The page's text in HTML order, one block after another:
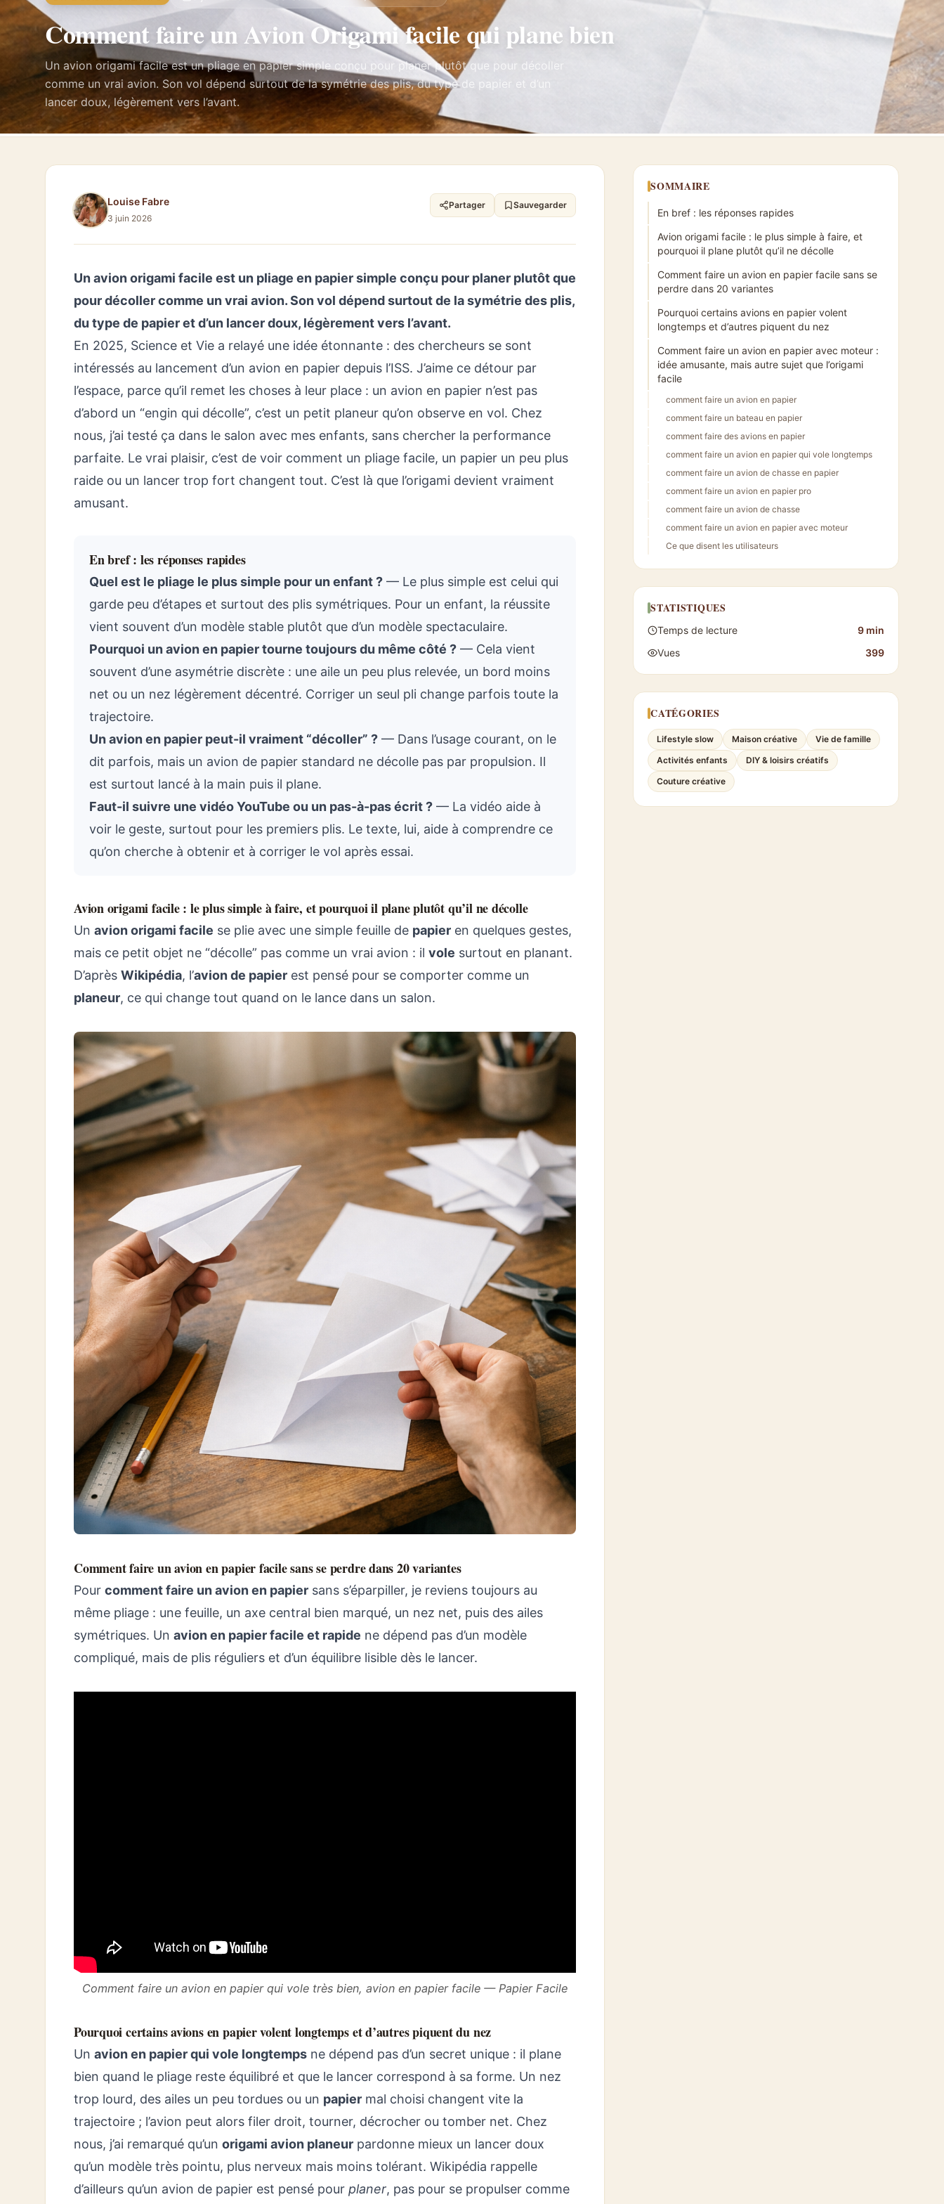
Comment faire un Avion Origami facile qui plane bien
Un avion origami facile est un pliage en papier simple conçu pour planer plutôt que pour décoller
comme un vrai avion. Son vol dépend surtout de la symétrie des plis, du type de papier et d’un
lancer doux, légèrement vers l’avant.
Louise Fabre
3 juin 2026
Partager Sauvegarder
Un avion origami facile est un pliage en papier simple conçu pour planer plutôt que
pour décoller comme un vrai avion. Son vol dépend surtout de la symétrie des plis,
du type de papier et d’un lancer doux, légèrement vers l’avant.
En 2025, Science et Vie a relayé une idée étonnante : des chercheurs se sont
intéressés au lancement d’un avion en papier depuis l’ISS. J’aime ce détour par
l’espace, parce qu’il remet les choses à leur place : un avion en papier n’est pas
d’abord un “engin qui décolle”, c’est un petit planeur qu’on observe en vol. Chez
nous, j’ai testé ça dans le salon avec mes enfants, sans chercher la performance
parfaite. Le vrai plaisir, c’est de voir comment un pliage facile, un papier un peu plus
raide ou un lancer trop fort changent tout. C’est là que l’origami devient vraiment
amusant.
En bref : les réponses rapides
Quel est le pliage le plus simple pour un enfant ? — Le plus simple est celui qui
garde peu d’étapes et surtout des plis symétriques. Pour un enfant, la réussite
vient souvent d’un modèle stable plutôt que d’un modèle spectaculaire.
Pourquoi un avion en papier tourne toujours du même côté ? — Cela vient
souvent d’une asymétrie discrète : une aile un peu plus relevée, un bord moins
net ou un nez légèrement décentré. Corriger un seul pli change parfois toute la
trajectoire.
Un avion en papier peut-il vraiment “décoller” ? — Dans l’usage courant, on le
dit parfois, mais un avion de papier standard ne décolle pas par propulsion. Il
est surtout lancé à la main puis il plane.
Faut-il suivre une vidéo YouTube ou un pas-à-pas écrit ? — La vidéo aide à
voir le geste, surtout pour les premiers plis. Le texte, lui, aide à comprendre ce
qu’on cherche à obtenir et à corriger le vol après essai.
Avion origami facile : le plus simple à faire, et pourquoi il plane plutôt qu’il ne décolle
Un avion origami facile se plie avec une simple feuille de papier en quelques gestes,
mais ce petit objet ne “décolle” pas comme un vrai avion : il vole surtout en planant.
D’après Wikipédia, l’avion de papier est pensé pour se comporter comme un
planeur, ce qui change tout quand on le lance dans un salon.
Comment faire un avion en papier facile sans se perdre dans 20 variantes
Pour comment faire un avion en papier sans s’éparpiller, je reviens toujours au
même pliage : une feuille, un axe central bien marqué, un nez net, puis des ailes
symétriques. Un avion en papier facile et rapide ne dépend pas d’un modèle
compliqué, mais de plis réguliers et d’un équilibre lisible dès le lancer.
Comment faire un avion en papier qui vole très bien, avion en papier facile — Papier Facile
Pourquoi certains avions en papier volent longtemps et d’autres piquent du nez
Un avion en papier qui vole longtemps ne dépend pas d’un secret unique : il plane
bien quand le pliage reste équilibré et que le lancer correspond à sa forme. Un nez
trop lourd, des ailes un peu tordues ou un papier mal choisi changent vite la
trajectoire ; l’avion peut alors filer droit, tourner, décrocher ou tomber net. Chez
nous, j’ai remarqué qu’un origami avion planeur pardonne mieux un lancer doux
qu’un modèle très pointu, plus nerveux mais moins tolérant. Wikipédia rappelle
d’ailleurs qu’un avion de papier est pensé pour planer, pas pour se propulser comme
SOMMAIRE
En bref : les réponses rapides
Avion origami facile : le plus simple à faire, et
pourquoi il plane plutôt qu’il ne décolle
Comment faire un avion en papier facile sans se
perdre dans 20 variantes
Pourquoi certains avions en papier volent
longtemps et d’autres piquent du nez
Comment faire un avion en papier avec moteur :
idée amusante, mais autre sujet que l’origami
facile
comment faire un avion en papier
comment faire un bateau en papier
comment faire des avions en papier
comment faire un avion en papier qui vole longtemps
comment faire un avion de chasse en papier
comment faire un avion en papier pro
comment faire un avion de chasse
comment faire un avion en papier avec moteur
Ce que disent les utilisateurs
STATISTIQUES
Temps de lecture
9 min
Vues
399
CATÉGORIES
Lifestyle slow Maison créative
Vie de famille
Activités enfants
DIY & loisirs créatifs
Couture créative